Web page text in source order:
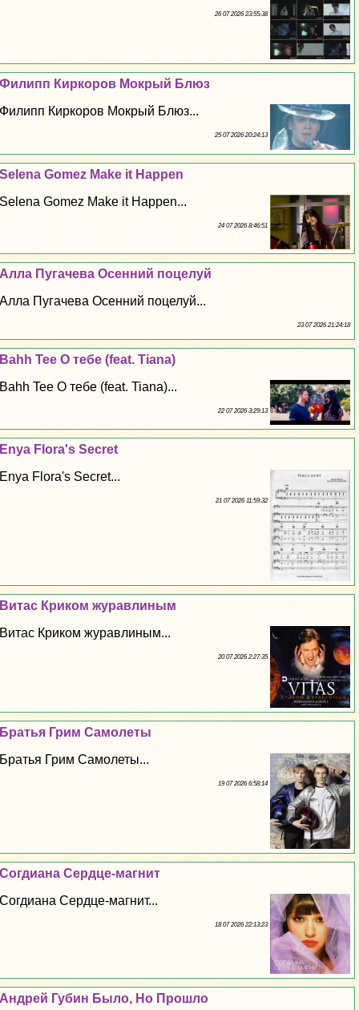
26 07 2026 23:55:38
Филипп Киркоров Мокрый Блюз
Филипп Киркоров Мокрый Блюз...
25 07 2026 20:24:13
Selena Gomez Make it Happen
Selena Gomez Make it Happen...
24 07 2026 8:46:51
Алла Пугачева Осенний поцелуй
Алла Пугачева Осенний поцелуй...
23 07 2026 21:24:18
Bahh Tee О тебе (feat. Tiana)
Bahh Tee О тебе (feat. Tiana)...
22 07 2026 3:29:13
Enya Flora's Secret
Enya Flora's Secret...
21 07 2026 11:59:32
Витас Криком журавлиным
Витас Криком журавлиным...
20 07 2026 2:27:35
Братья Грим Самолеты
Братья Грим Самолеты...
19 07 2026 6:58:14
Согдиана Сердце-магнит
Согдиана Сердце-магнит...
18 07 2026 22:13:23
Андрей Губин Было, Но Прошло